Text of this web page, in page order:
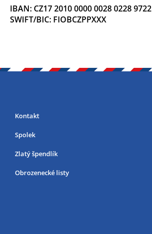
IBAN: CZ17 2010 0000 0028 0228 9722
SWIFT/BIC: FIOBCZPPXXX
Kontakt
Spolek
Zlatý špendlík
Obrozenecké listy